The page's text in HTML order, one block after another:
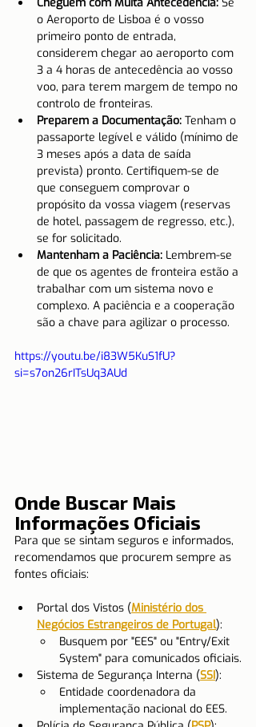
o Aeroporto de Lisboa é o vosso
primeiro ponto de entrada,
considerem chegar ao aeroporto com
3 a 4 horas de antecedência ao vosso
voo, para terem margem de tempo no
controlo de fronteiras.
Preparem a Documentação: Tenham o
passaporte legível e válido (mínimo de
3 meses após a data de saída
prevista) pronto. Certifiquem-se de
que conseguem comprovar o
propósito da vossa viagem (reservas
de hotel, passagem de regresso, etc.),
se for solicitado.
Mantenham a Paciência: Lembrem-se
de que os agentes de fronteira estão a
trabalhar com um sistema novo e
complexo. A paciência e a cooperação
são a chave para agilizar o processo.
https://youtu.be/i83W5KuS1fU?
si=s7on26rITsUq3AUd
Onde Buscar Mais
Informações Oficiais
Para que se sintam seguros e informados,
recomendamos que procurem sempre as
fontes oficiais:
Portal dos Vistos (Ministério dos
Negócios Estrangeiros de Portugal):
Busquem por "EES" ou "Entry/Exit
System" para comunicados oficiais.
Sistema de Segurança Interna (SSI):
Entidade coordenadora da
implementação nacional do EES.